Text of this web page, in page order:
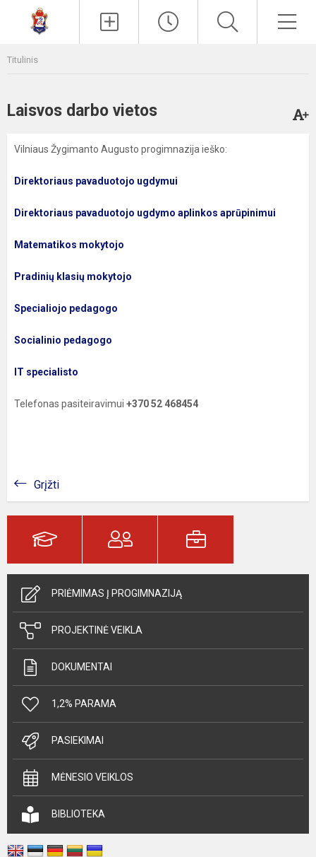
Titulinis
Laisvos darbo vietos
Vilniaus Žygimanto Augusto progimnazija ieško:
Direktoriaus pavaduotojo ugdymui
Direktoriaus pavaduotojo ugdymo aplinkos aprūpinimui
Matematikos mokytojo
Pradinių klasių mokytojo
Specialiojo pedagogo
Socialinio pedagogo
IT specialisto
Telefonas pasiteiravimui +370 52 468454
Grįžti
PRIĖMIMAS Į PROGIMNAZIJĄ
PROJEKTINĖ VEIKLA
DOKUMENTAI
1,2% PARAMA
PASIEKIMAI
MĖNESIO VEIKLOS
BIBLIOTEKA